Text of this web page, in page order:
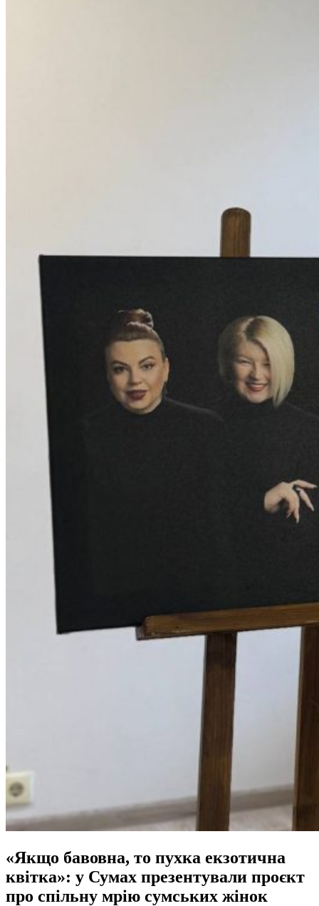
«Якщо бавовна, то пухка екзотична
квітка»: у Сумах презентували проєкт
про спільну мрію сумських жінок